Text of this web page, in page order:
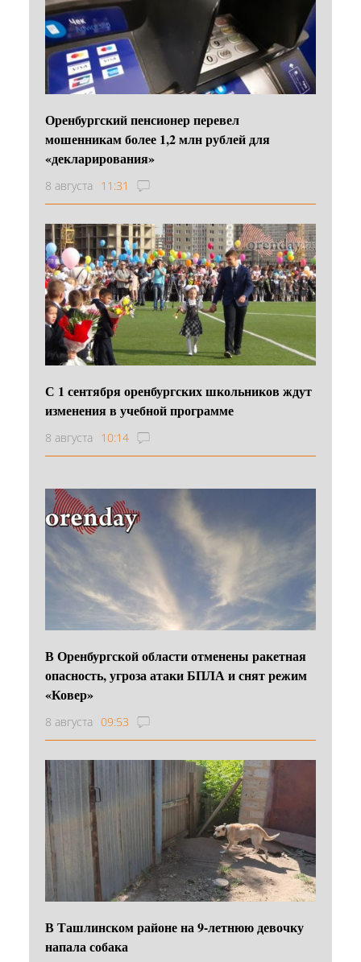
Оренбургский пенсионер перевел
мошенникам более 1,2 млн рублей для
«декларирования»
8 августа 11:31
С 1 сентября оренбургских школьников ждут
изменения в учебной программе
8 августа 10:14
В Оренбургской области отменены ракетная
опасность, угроза атаки БПЛА и снят режим
«Ковер»
8 августа 09:53
В Ташлинском районе на 9-летнюю девочку
напала собака